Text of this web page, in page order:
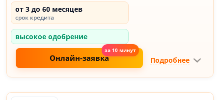
от 3 до 60 месяцев
срок кредита
высокое одобрение
Онлайн-заявка Подробнее